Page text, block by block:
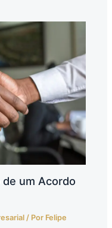
um Acordo
/ Por Felipe